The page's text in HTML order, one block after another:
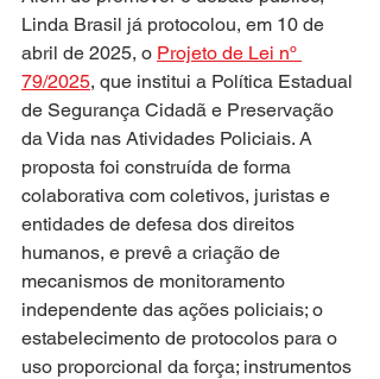
Linda Brasil já protocolou, em 10 de
abril de 2025, o Projeto de Lei nº
79/2025, que institui a Política Estadual
de Segurança Cidadã e Preservação
da Vida nas Atividades Policiais. A
proposta foi construída de forma
colaborativa com coletivos, juristas e
entidades de defesa dos direitos
humanos, e prevê a criação de
mecanismos de monitoramento
independente das ações policiais; o
estabelecimento de protocolos para o
uso proporcional da força; instrumentos